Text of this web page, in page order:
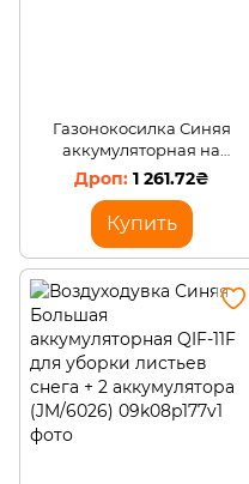
Газонокосилка Синяя
аккумуляторная на
колесах на 2 АКБ триммер
1 261.72₴
Купить